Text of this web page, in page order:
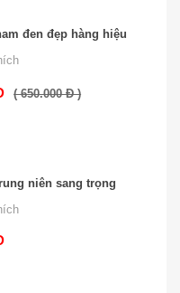
đen đẹp hàng hiệu
( 650.000 Đ )
niên sang trọng